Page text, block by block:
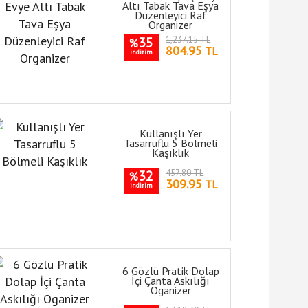
Altı Tabak Tava Eşya
Düzenleyici Raf
Organizer
%35
indirim
1,237.15 TL
804.95 TL
Kullanışlı Yer
Tasarruflu 5 Bölmeli
Kaşıklık
%32
indirim
457.80 TL
309.95 TL
6 Gözlü Pratik Dolap
İçi Çanta Askılığı
Oganizer